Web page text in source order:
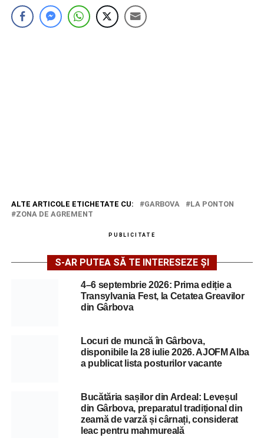
ALTE ARTICOLE ETICHETATE CU: GARBOVA
LA PONTON
ZONA DE AGREMENT
PUBLICITATE
S-AR PUTEA SĂ TE INTERESEZE ȘI
4–6 septembrie 2026: Prima ediție a
Transylvania Fest, la Cetatea Greavilor
din Gârbova
Locuri de muncă în Gârbova,
disponibile la 28 iulie 2026. AJOFM Alba
a publicat lista posturilor vacante
Bucătăria sașilor din Ardeal: Leveșul
din Gârbova, preparatul tradițional din
zeamă de varză și cârnați, considerat
leac pentru mahmureală